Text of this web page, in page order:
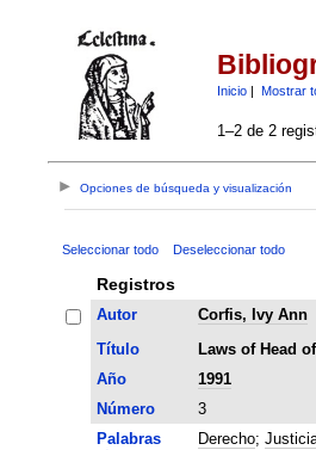
Inicio| Mostrar
1–2 de 2
Opciones de búsqueda y visualización
Seleccionar todo Deseleccionar todo
Registros
Autor
Corfis, Ivy Ann
Título
Laws of Head
Año
1991
Número
3
Palabras
Derecho;